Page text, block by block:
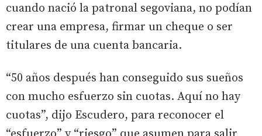
cuando nació la patronal segoviana, no podían
crear una empresa, firmar un cheque o ser
titulares de una cuenta bancaria.
“50 años después han conseguido sus sueños
con mucho esfuerzo sin cuotas. Aquí no hay
cuotas”, dijo Escudero, para reconocer el